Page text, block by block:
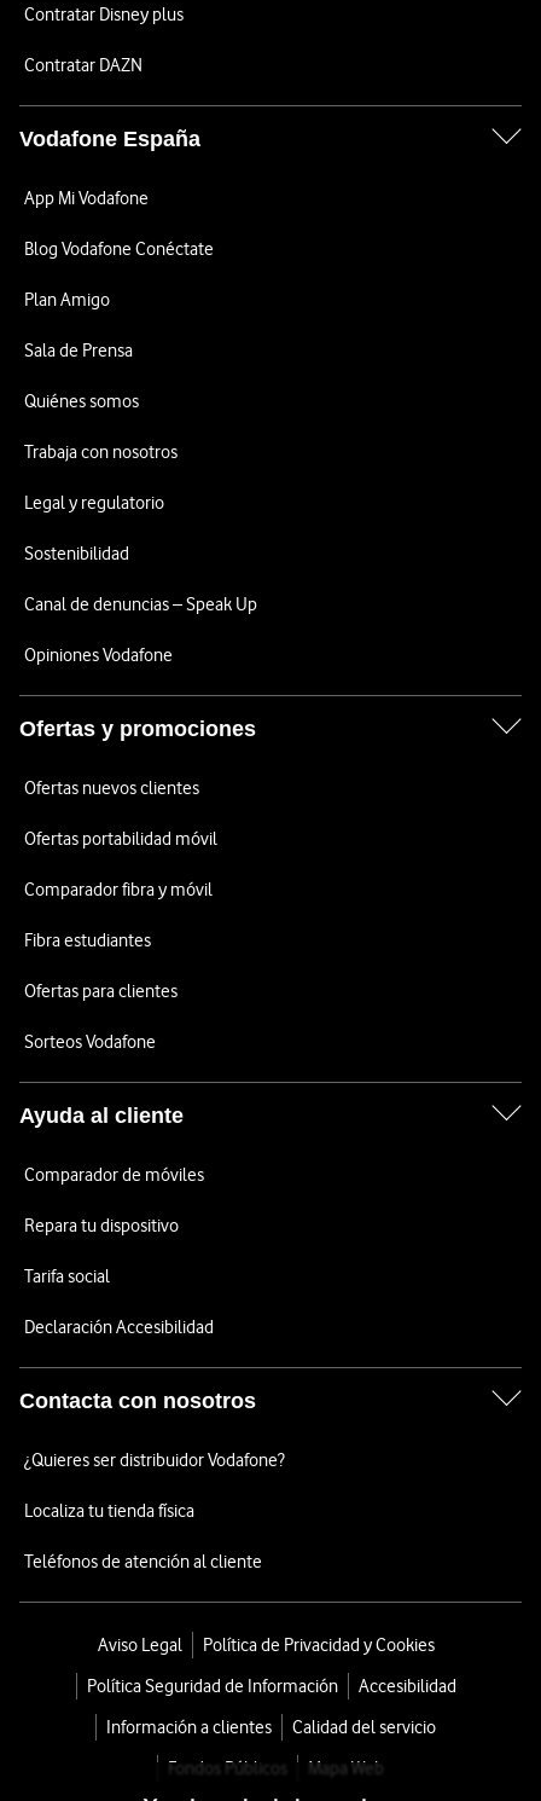
Contratar Disney plus
Contratar DAZN
Vodafone España
App Mi Vodafone
Blog Vodafone Conéctate
Plan Amigo
Sala de Prensa
Quiénes somos
Trabaja con nosotros
Legal y regulatorio
Sostenibilidad
Canal de denuncias – Speak Up
Opiniones Vodafone
Ofertas y promociones
Ofertas nuevos clientes
Ofertas portabilidad móvil
Comparador fibra y móvil
Fibra estudiantes
Ofertas para clientes
Sorteos Vodafone
Ayuda al cliente
Comparador de móviles
Repara tu dispositivo
Tarifa social
Declaración Accesibilidad
Contacta con nosotros
¿Quieres ser distribuidor Vodafone?
Localiza tu tienda física
Teléfonos de atención al cliente
Aviso Legal
Política de Privacidad y Cookies
Política Seguridad de Información
Accesibilidad
Información a clientes
Calidad del servicio
Fondos Públicos
Mapa Web